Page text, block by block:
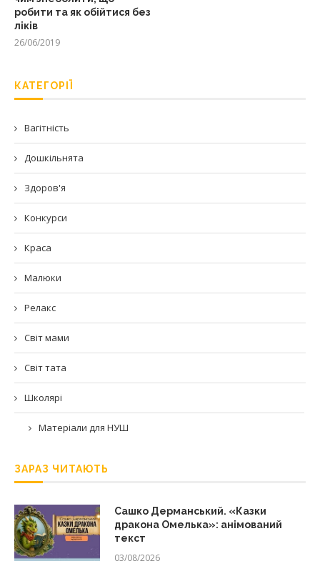
робити та як обійтися без
ліків
26/06/2019
КАТЕГОРІЇ
Вагітність
Дошкільнята
Здоров'я
Конкурси
Краса
Малюки
Релакс
Світ мами
Світ тата
Школярі
Матеріали для НУШ
ЗАРАЗ ЧИТАЮТЬ
Сашко Дерманський. «Казки
дракона Омелька»: анімований
текст
03/08/2026